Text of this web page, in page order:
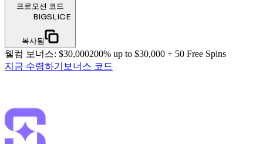
프로모션 코드
BIGSLICE
복사됨
웰컴 보너스: $30,000200% up to $30,000 + 50 Free Spins
지금 수령하기 보너스 코드